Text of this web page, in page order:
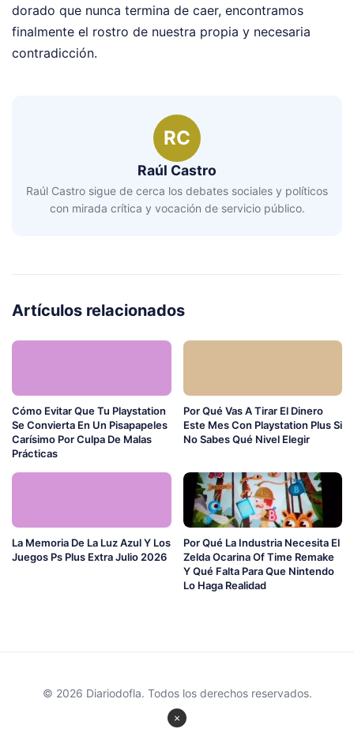
dorado que nunca termina de caer, encontramos
finalmente el rostro de nuestra propia y necesaria
contradicción.
RC
Raúl Castro
Raúl Castro sigue de cerca los debates sociales y políticos
con mirada crítica y vocación de servicio público.
Artículos relacionados
Cómo Evitar Que Tu Playstation
Se Convierta En Un Pisapapeles
Carísimo Por Culpa De Malas
Prácticas
Por Qué Vas A Tirar El Dinero
Este Mes Con Playstation Plus Si
No Sabes Qué Nivel Elegir
La Memoria De La Luz Azul Y Los
Juegos Ps Plus Extra Julio 2026
Por Qué La Industria Necesita El
Zelda Ocarina Of Time Remake
Y Qué Falta Para Que Nintendo
Lo Haga Realidad
×
© 2026 Diariodofla. Todos los derechos reservados.